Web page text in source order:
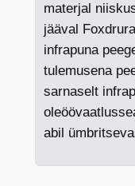
materjal
jääval
infrapuna
tulemusena
sarnaselt
abil